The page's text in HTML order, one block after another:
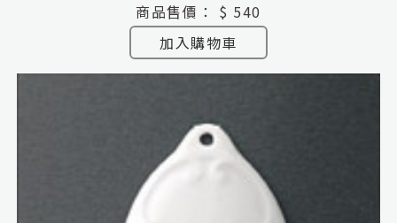
商品售價：
$ 540
加入購物車